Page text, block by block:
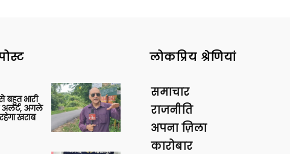
बहुत भारी
अलर्ट, अगले
खराब
लोकप्रिय श्रेणियां
समाचार
राजनीति
अपना ज़िला
कारोबार